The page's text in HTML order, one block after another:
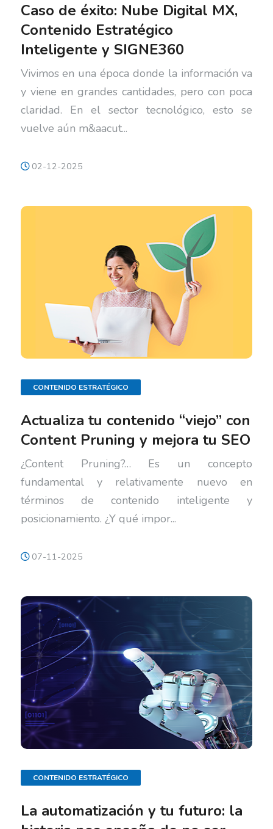
Caso de éxito: Nube Digital MX,
Contenido Estratégico
Inteligente y SIGNE360
Vivimos en una época donde la información va
y viene en grandes cantidades, pero con poca
claridad. En el sector tecnológico, esto se
vuelve aún m&aacut...
02-12-2025
CONTENIDO ESTRATÉGICO
Actualiza tu contenido “viejo” con
Content Pruning y mejora tu SEO
¿Content Pruning?… Es un concepto
fundamental y relativamente nuevo en
términos de contenido inteligente y
posicionamiento. ¿Y qué impor...
07-11-2025
CONTENIDO ESTRATÉGICO
La automatización y tu futuro: la